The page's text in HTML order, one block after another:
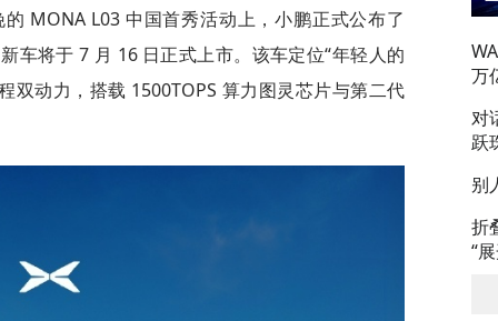
MONA L03 中国首秀活动上，小鹏正式公布了
车将于 7 月 16 日正式上市。该车定位“年轻人的
双动力，搭载 1500TOPS 算力图灵芯片与第二代
万
对
跃
别
折
“